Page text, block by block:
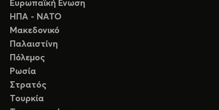
Ευρωπαϊκή Ενωση
ΗΠΑ - ΝΑΤΟ
Μακεδονικό
Παλαιστίνη
Πόλεμος
Ρωσία
Στρατός
Τουρκία